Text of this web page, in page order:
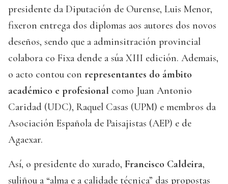
presidente da Diputación de Ourense, Luis Menor,
fixeron entrega dos diplomas aos autores dos novos
deseños, sendo que a adminsitración provincial
colabora co Fixa dende a súa XIII edición. Ademais,
o acto contou con representantes do ámbito
académico e profesional como Juan Antonio
Caridad (UDC), Raquel Casas (UPM) e membros da
Asociación Española de Paisajistas (AEP) e de
Agaexar.
Así, o presidente do xurado, Francisco Caldeira,
suliñou a “alma e a calidade técnica” das propostas